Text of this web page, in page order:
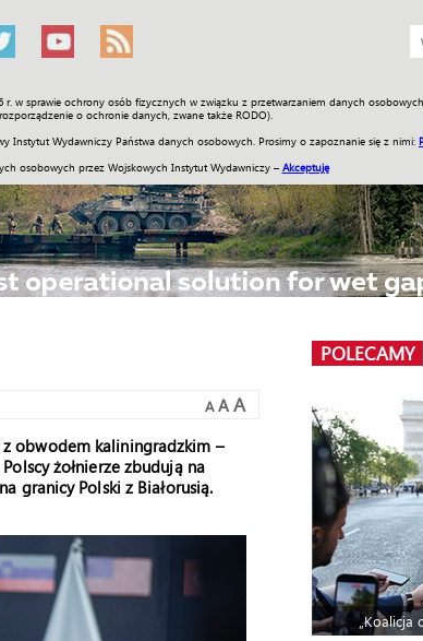
w sprawie ochrony osób fizycznych w związku z przetwarzaniem danych
o ochronie danych, zwane także RODO).
Instytut Wydawniczy Państwa danych osobowych. Prosimy o zapoznanie się z nimi:
osobowych przez Wojskowych Instytut Wydawniczy – Akceptuję
Historia Galerie Wideo ENGLISH SKLEP
A A A
z obwodem kaliningradzkim –
żołnierze zbudują na
granicy Polski z Białorusią.
POLECAMY
„Koalicja